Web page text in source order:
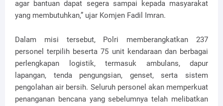
agar bantuan dapat segera sampai kepada masyarakat
yang membutuhkan,” ujar Komjen Fadil Imran.
Dalam misi tersebut, Polri memberangkatkan 237
personel terpilih beserta 75 unit kendaraan dan berbagai
perlengkapan logistik, termasuk ambulans, dapur
lapangan, tenda pengungsian, genset, serta sistem
pengolahan air bersih. Seluruh personel akan memperkuat
penanganan bencana yang sebelumnya telah melibatkan